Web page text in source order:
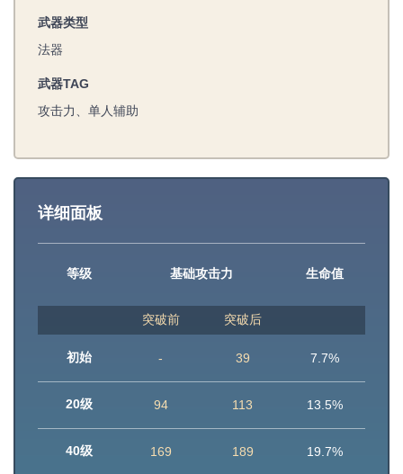
武器类型
法器
武器TAG
攻击力、单人辅助
详细面板
等级 基础攻击力 生命值
突破前 突破后
初始 - 39 7.7%
20级 94 113 13.5%
40级 169 189 19.7%